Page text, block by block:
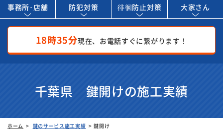
事務所･店舗 防犯対策 徘徊防止対策 大家さん
18時35分現在、お電話すぐに繋がります！
千葉県 鍵開けの施工実績
ホーム 鍵のサービス施工実績 鍵開け